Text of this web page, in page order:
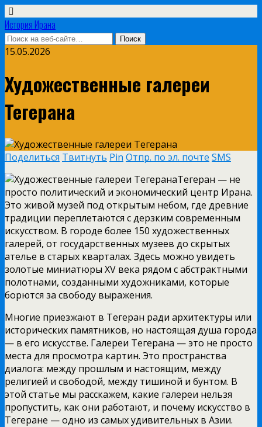
История Ирана
15.05.2026
Художественные галереи
Тегерана
Поделиться Твитнуть Pin Отпр. по эл. почте SMS
Тегеран — не
просто политический и экономический центр Ирана.
Это живой музей под открытым небом, где древние
традиции переплетаются с дерзким современным
искусством. В городе более 150 художественных
галерей, от государственных музеев до скрытых
ателье в старых кварталах. Здесь можно увидеть
золотые миниатюры XV века рядом с абстрактными
полотнами, созданными художниками, которые
борются за свободу выражения.
Многие приезжают в Тегеран ради архитектуры или
исторических памятников, но настоящая душа города
— в его искусстве. Галереи Тегерана — это не просто
места для просмотра картин. Это пространства
диалога: между прошлым и настоящим, между
религией и свободой, между тишиной и бунтом. В
этой статье мы расскажем, какие галереи нельзя
пропустить, как они работают, и почему искусство в
Тегеране — одно из самых удивительных в Азии.